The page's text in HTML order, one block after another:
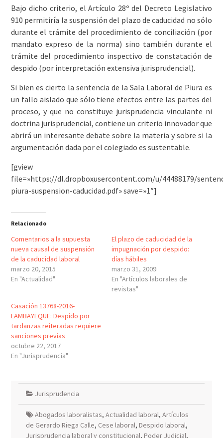
Bajo dicho criterio, el Artículo 28º del Decreto Legislativo
910 permitiría la suspensión del plazo de caducidad no sólo
durante el trámite del procedimiento de conciliación (por
mandato expreso de la norma) sino también durante el
trámite del procedimiento inspectivo de constatación de
despido (por interpretación extensiva jurisprudencial).
Si bien es cierto la sentencia de la Sala Laboral de Piura es
un fallo aislado que sólo tiene efectos entre las partes del
proceso, y que no constituye jurisprudencia vinculante ni
doctrina jurisprudencial, contiene un criterio innovador que
abrirá un interesante debate sobre la materia y sobre si la
argumentación dada por el colegiado es sustentable.
[gview
file=»https://dl.dropboxusercontent.com/u/44488179/
piura-suspension-caducidad.pdf» save=»1″]
Relacionado
Comentarios a la supuesta
nueva causal de suspensión
de la caducidad laboral
marzo 20, 2015
En "Actualidad"
El plazo de caducidad de la
impugnación por despido:
días hábiles
marzo 31, 2009
En "Artículos laborales de
revistas"
Casación 13768-2016-
LAMBAYEQUE: Despido por
tardanzas reiteradas requiere
sanciones previas
octubre 22, 2017
En "Jurisprudencia"
Jurisprudencia
Abogados laboralistas, Actualidad laboral, Artículos
de Gerardo Riega Calle, Cese laboral, Despido laboral,
Jurisprudencia laboral y constitucional, Poder Judicial,